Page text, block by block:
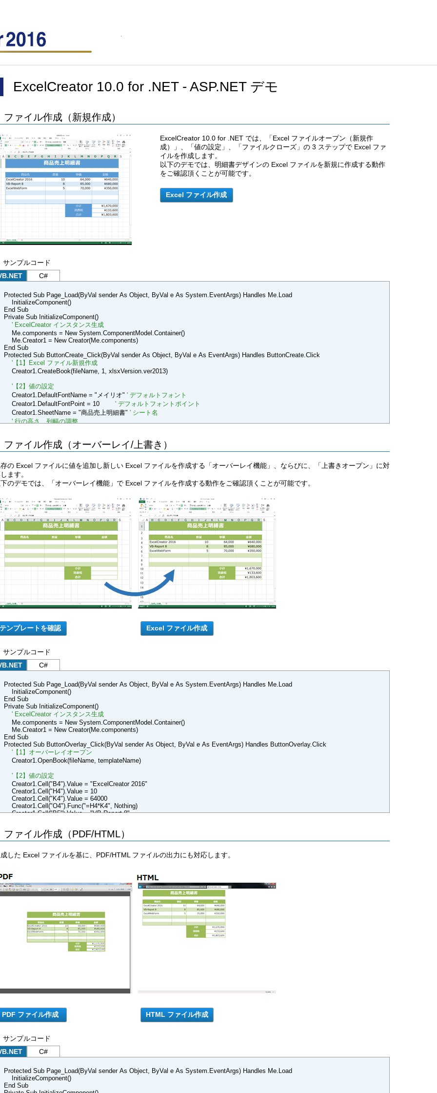
ExcelCreator 10.0 for .NET - ASP.NET デモ
ファイル作成（新規作成）
ExcelCreator 10.0 for .NET では、「Excel ファイルオープン（新規作
成）」、「値の設定」、「ファイルクローズ」の 3 ステップで Excel ファ
イルを作成します。
以下のデモでは、明細書デザインの Excel ファイルを新規に作成する動作
をご確認頂くことが可能です。
サンプルコード
C#
Protected Sub Page_Load(ByVal sender As Object, ByVal e As System.EventArgs) Handles Me.Load
InitializeComponent()
End Sub
Private Sub InitializeComponent()
' ExcelCreator インスタンス生成
Me.components = New System.ComponentModel.Container()
Me.Creator1 = New Creator(Me.components)
End Sub
Protected Sub ButtonCreate_Click(ByVal sender As Object, ByVal e As EventArgs) Handles ButtonCreate.Click
'【1】Excel ファイル新規作成
Creator1.CreateBook(fileName, 1, xlsxVersion.ver2013)
'【2】値の設定
Creator1.DefaultFontName = "メイリオ" ' デフォルトフォント
Creator1.DefaultFontPoint = 10 ' デフォルトフォントポイント
Creator1.SheetName = "商品売上明細書" ' シート名
' 行の高さ、列幅の調整
Creator1.Cell("3").RowHeight = 18
Creator1.Cell("4:12").RowHeight = 15
Creator1.Cell("B:R").ColWidth = 3.13
Creator1.Cell("S").ColWidth = 1.88
' 値、書式設定
Creator1.Cell("B1:R1").Attr.MergeCells = True
Creator1.Cell("B1").Attr.FontPoint = 18
Creator1.Cell("B1").Attr.FontStyle = AdvanceSoftware.ExcelCreator.FontStyle.Bold
Creator1.Cell("B1").Attr.HorizontalAlignment = HorizontalAlignment.Center
Creator1.Cell("B1").Attr.FontColor2 = xlColor.White
Creator1.Cell("B1").Attr.BackColor = Color.FromArgb(91, 155, 213)
Creator1.Cell("B3").Value = "商品名"
Creator1.Cell("B3:G3").Attr.MergeCells = True
Creator1.Cell("H3").Value = "数量"
Creator1.Cell("H3:J3").Attr.MergeCells = True
Creator1.Cell("K3").Value = "単価"
Creator1.Cell("K3:N3").Attr.MergeCells = True
Creator1.Cell("O3:R3").Attr.MergeCells = True
Creator1.Cell("B3:R3").Attr.HorizontalAlignment = HorizontalAlignment.Center
Creator1.Cell("B4:G4").Attr.MergeCells = True
Creator1.Cell("H4:J4").Attr.MergeCells = True
Creator1.Cell("K4:N4").Attr.MergeCells = True
For i As Integer = 0 To 4
Creator1.RowCopy(3, 4 + i)
Next
Creator1.Cell("B3:R3").Attr.BackColor = Color.FromArgb(91, 155, 213)
Creator1.Cell("B3:R9").Attr.Box(BoxType.Ltc, BorderStyle.Thin, Color.FromArgb(91, 155, 213))
Creator1.Cell("B3:R9").Attr.Box(BoxType.Box, BorderStyle.Medium, Color.FromArgb(91, 155, 213))
Creator1.Cell("B4").Value = "ExcelCreator 2016"
Creator1.Cell("H4").Value = 10
Creator1.Cell("K4").Value = 64000
Creator1.Cell("O4").Func("=H4*K4", Nothing)
Creator1.Cell("B5").Value = "VB-Report 8"
Creator1.Cell("H5").Value = 8
Creator1.Cell("K5").Value = 85000
Creator1.Cell("O5").Func("=H5*K5", Nothing)
Creator1.Cell("B6").Value = "ExcelWebForm"
Creator1.Cell("H6").Value = 5
Creator1.Cell("O6").Func("=H6*K6", Nothing)
Creator1.Cell("K4:N9").Attr.Format = "#,##0_ "
Creator1.Cell("O4:R9").Attr.Format = """\""#,##0;[赤]""\""#,##0"
Creator1.Cell("B4:R4").Attr.LineBottom(BorderStyle.Dotted, Color.FromArgb(91, 155, 213))
Creator1.Cell("B5:R5").Attr.LineTop(BorderStyle.Dotted, Color.FromArgb(91, 155, 213))
Creator1.Cell("B5:R5").Attr.LineBottom(BorderStyle.Dotted, Color.FromArgb(91, 155, 213))
Creator1.Cell("B6:R6").Attr.LineBottom(BorderStyle.Dotted, Color.FromArgb(91, 155, 213))
Creator1.Cell("B7:R7").Attr.LineTop(BorderStyle.Dotted, Color.FromArgb(91, 155, 213))
Creator1.Cell("B7:R7").Attr.LineBottom(BorderStyle.Dotted, Color.FromArgb(91, 155, 213))
Creator1.Cell("B8:R8").Attr.LineTop(BorderStyle.Dotted, Color.FromArgb(91, 155, 213))
Creator1.Cell("B8:R8").Attr.LineBottom(BorderStyle.Dotted, Color.FromArgb(91, 155, 213))
Creator1.Cell("B7:R7").Attr.BackColor = Color.FromArgb(221, 235, 247)
Creator1.Cell("B9:R9").Attr.BackColor = Color.FromArgb(221, 235, 247)
Creator1.Cell("K10:N10").Attr.MergeCells = True
Creator1.Cell("K10:N10").Attr.HorizontalAlignment = HorizontalAlignment.Center
Creator1.Cell("K10:N10").Attr.FontColor2 = xlColor.White
Creator1.Cell("K10:N10").Attr.BackColor = Color.FromArgb(91, 155, 213)
Creator1.Cell("O10:R10").Attr.MergeCells = True
Creator1.Cell("O10:R10").Attr.Format = """¥""#,##0;[赤]""\""#,##0"
Creator1.Cell("K10:R10").Attr.Box(BoxType.Ltc, BorderStyle.Thin, Color.FromArgb(91, 155, 213))
Creator1.Cell("K10:R10").Attr.Box(BoxType.Box, BorderStyle.Medium, Color.FromArgb(91, 155, 213))
For i As Integer = 0 To 1
Creator1.Cell("K11").Value = "消費税"
Creator1.Cell("K12").Value = "合計"
Creator1.Cell("O12").Func("=O10+O11", Nothing)
Creator1.CloseBook(True)
End Sub
ファイル作成（オーバーレイ/上書き）
の Excel ファイルに値を追加し新しい Excel ファイルを作成する「オーバーレイ機能」、ならびに、「上書きオープン」に対
ます。
のデモでは、「オーバーレイ機能」で Excel ファイルを作成する動作をご確認頂くことが可能です。
サンプルコード
C#
Protected Sub Page_Load(ByVal sender As Object, ByVal e As System.EventArgs) Handles Me.Load
InitializeComponent()
End Sub
Private Sub InitializeComponent()
' ExcelCreator インスタンス生成
Me.components = New System.ComponentModel.Container()
Me.Creator1 = New Creator(Me.components)
End Sub
Protected Sub ButtonOverlay_Click(ByVal sender As Object, ByVal e As EventArgs) Handles ButtonOverlay.Click
'【1】オーバーレイオープン
Creator1.OpenBook(fileName, templateName)
'【2】値の設定
Creator1.Cell("B4").Value = "ExcelCreator 2016"
Creator1.Cell("H4").Value = 10
Creator1.Cell("K4").Value = 64000
Creator1.Cell("O4").Func("=H4*K4", Nothing)
Creator1.Cell("B5").Value = "VB-Report 8"
Creator1.Cell("K5").Value = 85000
Creator1.Cell("O5").Func("=H5*K5", Nothing)
Creator1.Cell("B6").Value = "ExcelWebForm"
Creator1.Cell("H6").Value = 5
Creator1.Cell("K6").Value = 70000
Creator1.Cell("O11").Func("=O10*0.08", Nothing)
Creator1.Cell("O12").Func("=O10+O11", Nothing)
Creator1.CloseBook(True)
End Sub
ファイル作成（PDF/HTML）
した Excel ファイルを基に、PDF/HTML ファイルの出力にも対応します。
サンプルコード
C#
Protected Sub Page_Load(ByVal sender As Object, ByVal e As System.EventArgs) Handles Me.Load
InitializeComponent()
End Sub